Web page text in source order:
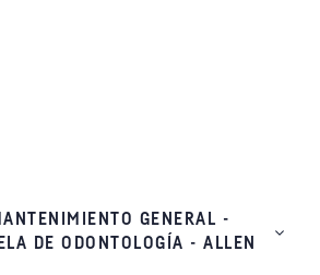
GENERAL -
DE ODONTOLOGÍA - ALLEN